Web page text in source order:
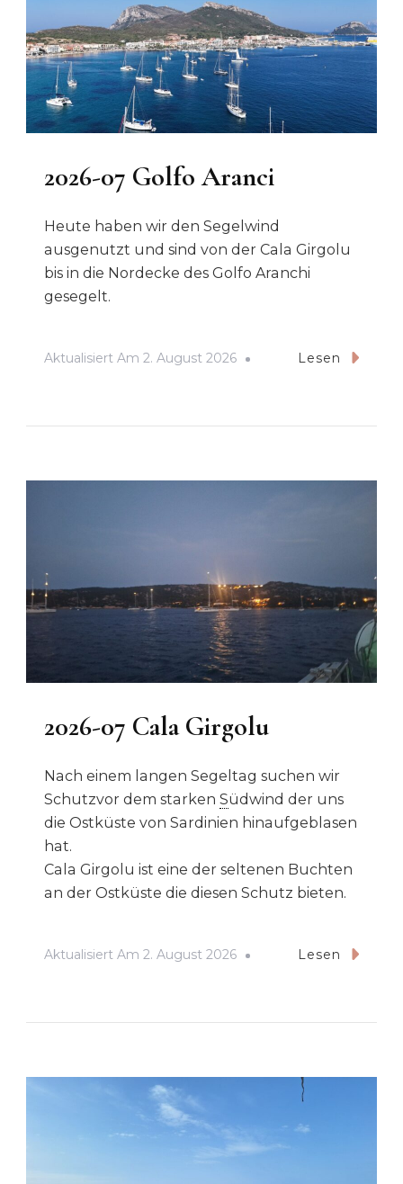
2026-07 Golfo Aranci
Heute haben wir den Segelwind
ausgenutzt und sind von der Cala Girgolu
bis in die Nordecke des Golfo Aranchi
gesegelt.
Aktualisiert Am 2. August 2026 Lesen
2026-07 Cala Girgolu
Nach einem langen Segeltag suchen wir
Schutzvor dem starken Südwind der uns
die Ostküste von Sardinien hinaufgeblasen
hat.
Cala Girgolu ist eine der seltenen Buchten
an der Ostküste die diesen Schutz bieten.
Aktualisiert Am 2. August 2026 Lesen